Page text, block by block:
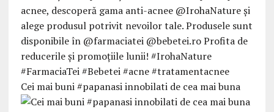
Cei mai buni #papanasi innobilati de cea mai buna